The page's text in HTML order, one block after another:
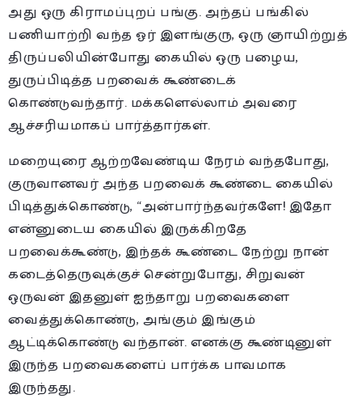
அது ஒரு கிராமப்புறப் பங்கு. அந்தப் பங்கில்
பணியாற்றி வந்த ஓர் இளங்குரு, ஒரு ஞாயிற்றுத்
திருப்பலியின்போது கையில் ஒரு பழைய,
துருப்பிடித்த பறவைக் கூண்டைக்
கொண்டுவந்தார். மக்களெல்லாம் அவரை
ஆச்சரியமாகப் பார்த்தார்கள்.
மறையுரை ஆற்றவேண்டிய நேரம் வந்தபோது,
குருவானவர் அந்த பறவைக் கூண்டை கையில்
பிடித்துக்கொண்டு, “அன்பார்ந்தவர்களே! இதோ
என்னுடைய கையில் இருக்கிறதே
பறவைக்கூண்டு, இந்தக் கூண்டை நேற்று நான்
கடைத்தெருவுக்குச் சென்றுபோது, சிறுவன்
ஒருவன் இதனுள் ஐந்தாறு பறவைகளை
வைத்துக்கொண்டு, அங்கும் இங்கும்
ஆட்டிக்கொண்டு வந்தான். எனக்கு கூண்டினுள்
இருந்த பறவைகளைப் பார்க்க பாவமாக
இருந்தது.